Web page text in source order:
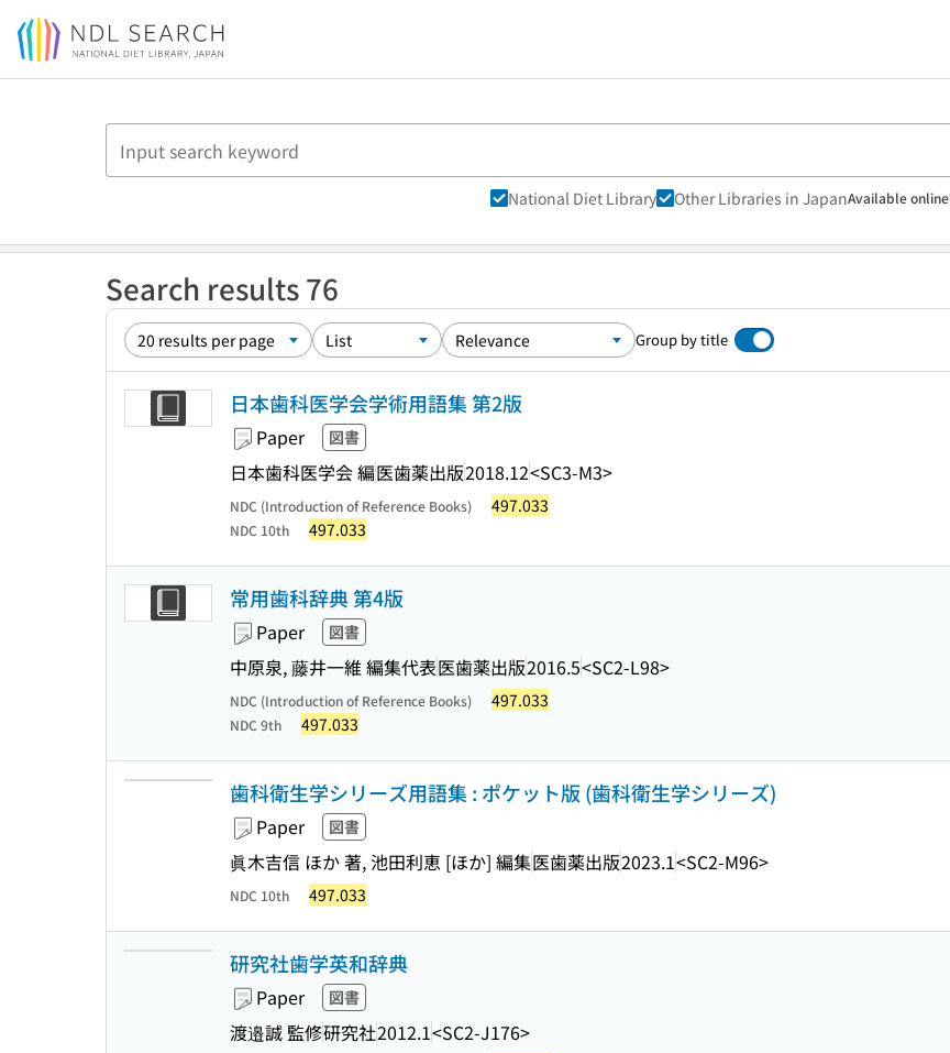
Jump to main content
National Diet Library Other Libraries in JapanAvailable online
Search results 76
Group by title
日本歯科医学会学術用語集 第2版
Paper 図書
日本歯科医学会 編医歯薬出版2018.12<SC3-M3>
NDC (Introduction of Reference Books) 497.033
NDC 10th 497.033
常用歯科辞典 第4版
Paper 図書
中原泉, 藤井一維 編集代表医歯薬出版2016.5<SC2-L98>
NDC (Introduction of Reference Books) 497.033
NDC 9th 497.033
歯科衛生学シリーズ用語集 : ポケット版 (歯科衛生学シリーズ)
Paper 図書
眞木吉信 ほか 著, 池田利恵 [ほか] 編集医歯薬出版2023.1<SC2-M96>
NDC 10th 497.033
研究社歯学英和辞典
Paper 図書
渡邉誠 監修研究社2012.1<SC2-J176>